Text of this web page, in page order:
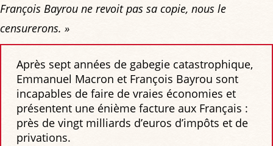
François Bayrou ne revoit pas sa copie, nous le
censurerons. »
Après sept années de gabegie catastrophique,
Emmanuel Macron et François Bayrou sont
incapables de faire de vraies économies et
présentent une énième facture aux Français :
près de vingt milliards d’euros d’impôts et de
privations.